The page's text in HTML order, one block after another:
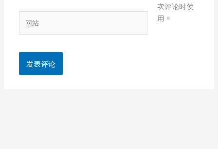
箱
站
次评论时使
用。